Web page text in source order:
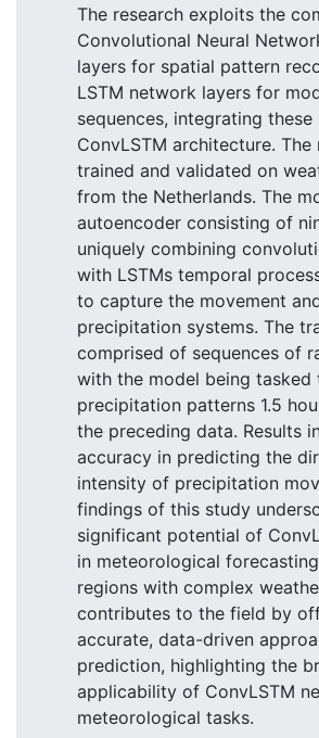
The research exploits the
Convolutional Neural
layers for spatial pattern
LSTM network layers for
sequences, integrating
ConvLSTM architecture. The
trained and validated on
from the Netherlands. The
autoencoder consisting of
uniquely combining
with LSTMs temporal
to capture the movement
precipitation systems. The
comprised of sequences of
with the model being tasked
precipitation patterns 1.5
the preceding data. Results
accuracy in predicting the
intensity of precipitation
findings of this study
significant potential of
in meteorological
regions with complex
contributes to the field by
accurate, data-driven
prediction, highlighting the
applicability of ConvLSTM
meteorological tasks.